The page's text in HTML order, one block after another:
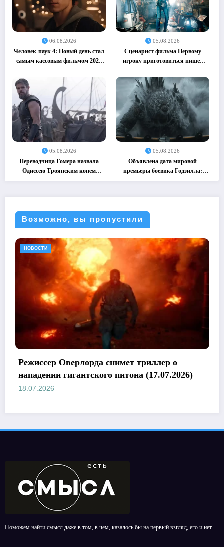
06.08.2026
Человек-паук 4: Новый день стал
самым кассовым фильмом 2026
05.08.2026
Сценарист фильма Первому
игроку приготовиться пишет
05.08.2026
Переводчица Гомера назвала
Одиссею Троянским конем
(05.08.2026)
05.08.2026
Объявлена дата мировой
премьеры боевика Годзилла:
Минус ноль (05.08.2026)
Возможно, вы пропустили
снимет триллер о
питона (17.07.2026)
НОВОСТИ
Netflix признал
своих
Поможем найти смысл даже в том, в чем, казалось бы на первый взгляд, его и нет